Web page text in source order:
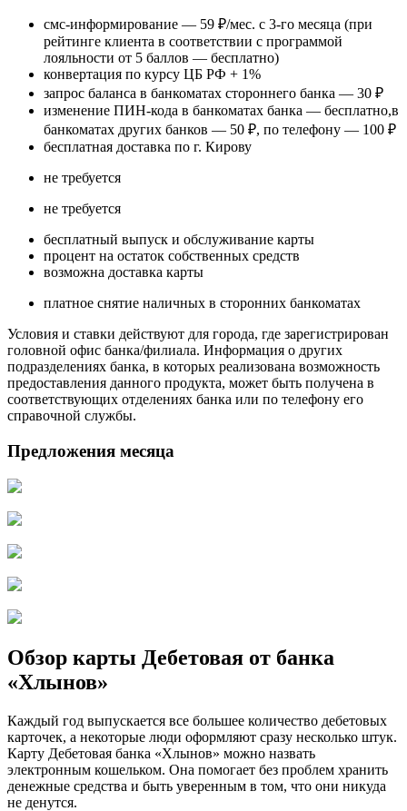
смс-информирование — 59 ₽/мес. с 3-го месяца (при
рейтинге клиента в соответствии с программой
лояльности от 5 баллов — бесплатно)
конвертация по курсу ЦБ РФ + 1%
запрос баланса в банкоматах стороннего банка — 30 ₽
изменение ПИН-кода в банкоматах банка — бесплатно,в
банкоматах других банков — 50 ₽, по телефону — 100 ₽
бесплатная доставка по г. Кирову
не требуется
не требуется
бесплатный выпуск и обслуживание карты
процент на остаток собственных средств
возможна доставка карты
платное снятие наличных в сторонних банкоматах
Условия и ставки действуют для города, где зарегистрирован
головной офис банка/филиала. Информация о других
подразделениях банка, в которых реализована возможность
предоставления данного продукта, может быть получена в
соответствующих отделениях банка или по телефону его
справочной службы.
Предложения месяца
Обзор карты Дебетовая от банка
«Хлынов»
Каждый год выпускается все большее количество дебетовых
карточек, а некоторые люди оформляют сразу несколько штук.
Карту Дебетовая банка «Хлынов» можно назвать
электронным кошельком. Она помогает без проблем хранить
денежные средства и быть уверенным в том, что они никуда
не денутся.